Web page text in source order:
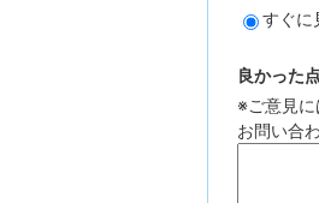
すぐに
良かった
※ご意見に
お問い合